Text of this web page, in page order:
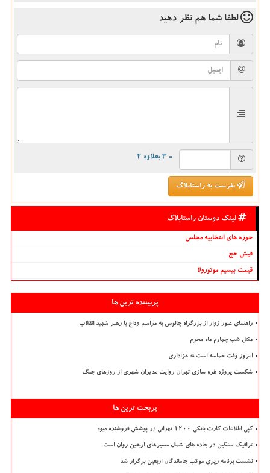
لطفا شما هم نظر دهید
= ۳ بعلاوه ۲
بفرست به راستابلاگ
لینک دوستان راستابلاگ
حوزه های انتخابیه مجلس
فیش حج
قیمت بیسیم موتورولا
پربیننده ترین ها
راهنمای عبور زوار از بزرگراه چالوس به مراسم وداع با رهبر شهید انقلاب
مقتل شب چهارم ماه محرم
امروز وقت حماسه است نه عزاداری
شکست پروژه غزه سازی تهران روایت مدیران شهری از روزهای جنگ
پربحث ترین ها
کپی اطلاعات کارت بانکی ۱۲۰۰ تهرانی در پوشش فروشنده میوه
ترافیک سنگین در جاده های شمال مسیرهای اربعین روان است
نشست برنامه ریزی موکب جاماندگان اربعین برگزار شد